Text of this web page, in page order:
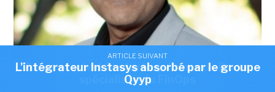
ARTICLE SUIVANT
Zoom acquiert la start-up Common Room,
spécialiste du FinOps
« Le rachat de Common Room nous permet détendre le système
d'action de Zoom en amont, en combinant un contexte enrichi sur la
manière dont les organisations interagissent avec une compréhension
ARTICLE SUIVANT
L'intégrateur Instasys absorbé par le groupe
Qyyp